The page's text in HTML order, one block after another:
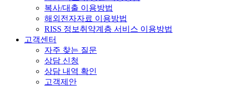
복사/대출 이용방법
해외전자자료 이용방법
RISS 정보취약계층 서비스 이용방법
고객센터
자주 찾는 질문
상담 신청
상담 내역 확인
고객제안